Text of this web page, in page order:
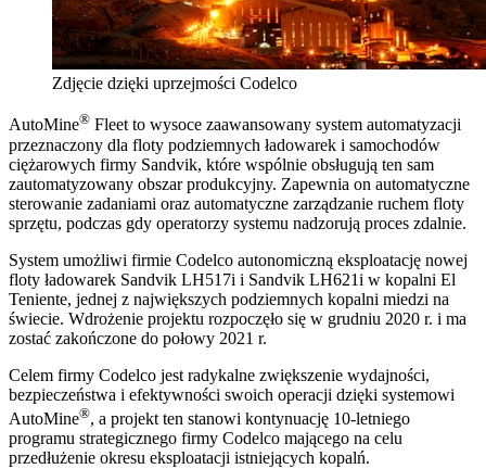
Zdjęcie dzięki uprzejmości Codelco
AutoMine® Fleet to wysoce zaawansowany system automatyzacji
przeznaczony dla floty podziemnych ładowarek i samochodów
ciężarowych firmy Sandvik, które wspólnie obsługują ten sam
zautomatyzowany obszar produkcyjny. Zapewnia on automatyczne
sterowanie zadaniami oraz automatyczne zarządzanie ruchem floty
sprzętu, podczas gdy operatorzy systemu nadzorują proces zdalnie.
System umożliwi firmie Codelco autonomiczną eksploatację nowej
floty ładowarek Sandvik LH517i i Sandvik LH621i w kopalni El
Teniente, jednej z największych podziemnych kopalni miedzi na
świecie. Wdrożenie projektu rozpoczęło się w grudniu 2020 r. i ma
zostać zakończone do połowy 2021 r.
Celem firmy Codelco jest radykalne zwiększenie wydajności,
bezpieczeństwa i efektywności swoich operacji dzięki systemowi
AutoMine®, a projekt ten stanowi kontynuację 10-letniego
programu strategicznego firmy Codelco mającego na celu
przedłużenie okresu eksploatacji istniejących kopalń.